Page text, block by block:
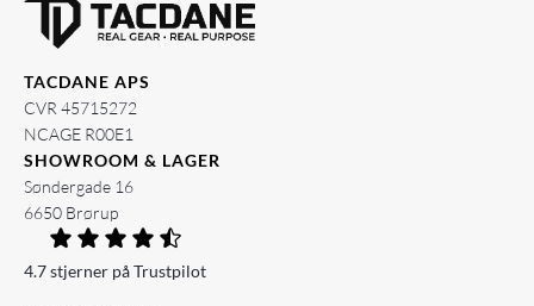
TACDANE APS
CVR 45715272
NCAGE R00E1
SHOWROOM & LAGER
Søndergade 16
6650 Brørup
4.7 stjerner på Trustpilot